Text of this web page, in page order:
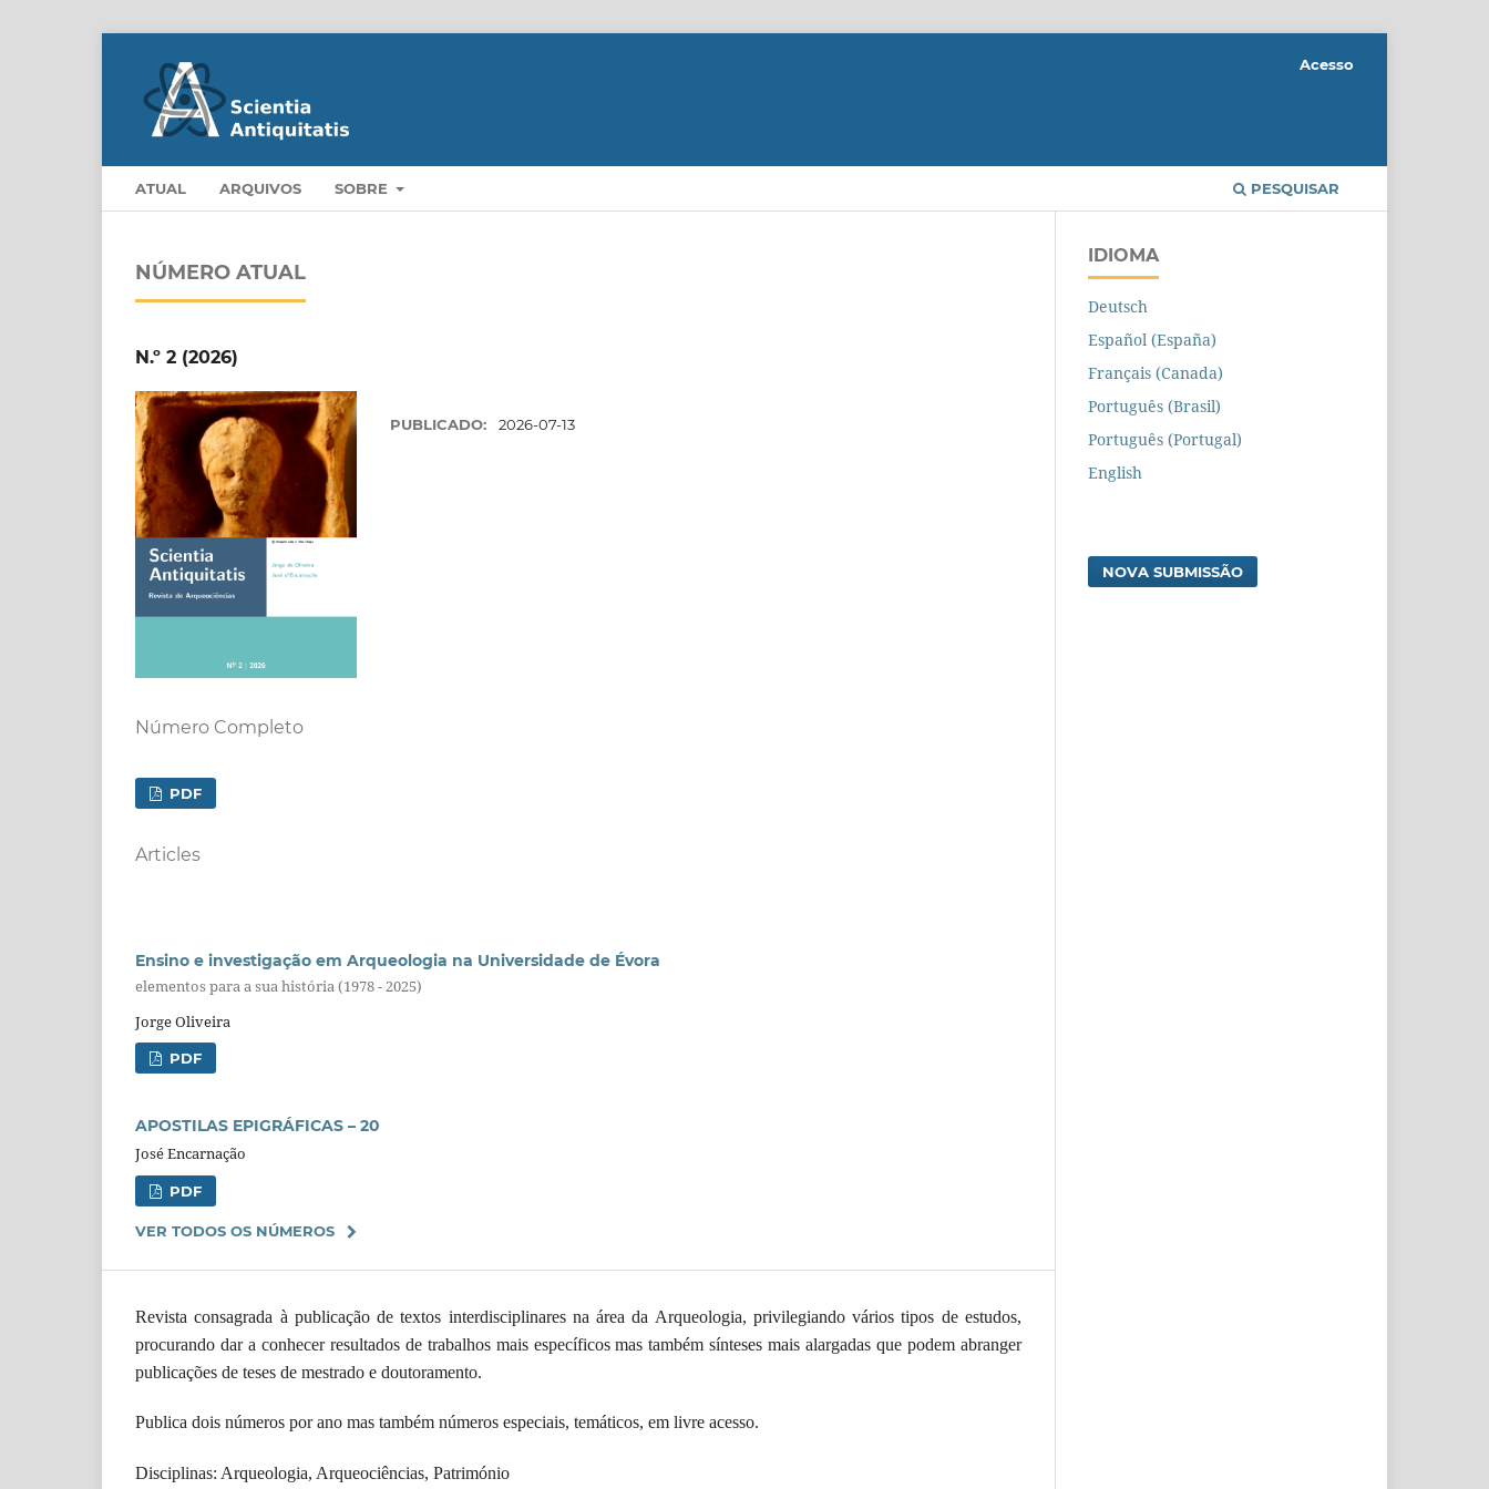
ATUAL ARQUIVOS SOBRE PESQUISAR
Acesso
NÚMERO ATUAL
N.º 2 (2026)
PUBLICADO: 2026-07-13
Número Completo
PDF
Articles
Ensino e investigação em Arqueologia na Universidade de Évora
elementos para a sua história (1978 - 2025)
Jorge Oliveira
PDF
APOSTILAS EPIGRÁFICAS – 20
José Encarnação
PDF
VER TODOS OS NÚMEROS
Revista consagrada à publicação de textos interdisciplinares na área da Arqueologia, privilegiando vários tipos de estudos,
procurando dar a conhecer resultados de trabalhos mais específicos mas também sínteses mais alargadas que podem abranger
publicações de teses de mestrado e doutoramento.
Publica dois números por ano mas também números especiais, temáticos, em livre acesso.
Disciplinas: Arqueologia, Arqueociências, Património
IDIOMA
Deutsch
Español (España)
Français (Canada)
Português (Brasil)
Português (Portugal)
English
NOVA SUBMISSÃO